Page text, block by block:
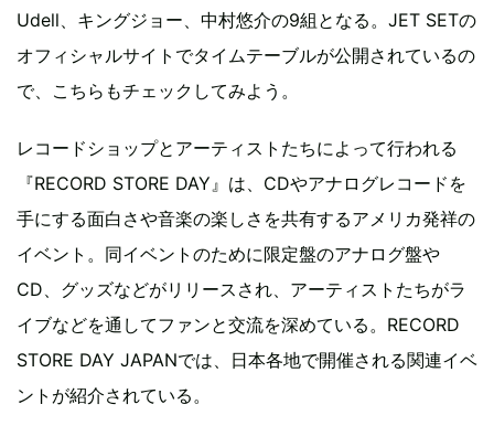
Udell、キングジョー、中村悠介の9組となる。JET SETの
オフィシャルサイトでタイムテーブルが公開されているの
で、こちらもチェックしてみよう。
レコードショップとアーティストたちによって行われる
『RECORD STORE DAY』は、CDやアナログレコードを
手にする面白さや音楽の楽しさを共有するアメリカ発祥の
イベント。同イベントのために限定盤のアナログ盤や
CD、グッズなどがリリースされ、アーティストたちがラ
イブなどを通してファンと交流を深めている。RECORD
STORE DAY JAPANでは、日本各地で開催される関連イベ
ントが紹介されている。